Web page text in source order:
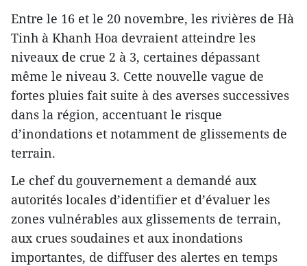
Entre le 16 et le 20 novembre, les rivières de Hà
Tinh à Khanh Hoa devraient atteindre les
niveaux de crue 2 à 3, certaines dépassant
même le niveau 3. Cette nouvelle vague de
fortes pluies fait suite à des averses successives
dans la région, accentuant le risque
d’inondations et notamment de glissements de
terrain.
Le chef du gouvernement a demandé aux
autorités locales d’identifier et d’évaluer les
zones vulnérables aux glissements de terrain,
aux crues soudaines et aux inondations
importantes, de diffuser des alertes en temps